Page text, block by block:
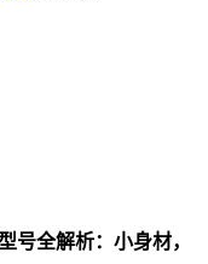
号全解析：小身材，